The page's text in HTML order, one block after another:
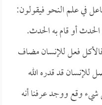
في علم النحو فيقولون:
أو قام به الحدث.
فعل للإنسان مضاف
للإنسان قد قدره الله
شيء وقع ووجد عرفنا أنه